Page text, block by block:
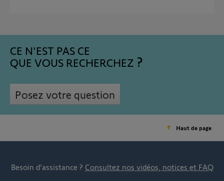
CE N'EST PAS CE
QUE VOUS RECHERCHEZ
Posez votre question
Haut de page
Besoin d’assistance ? Consultez nos vidéos, notices et FAQ